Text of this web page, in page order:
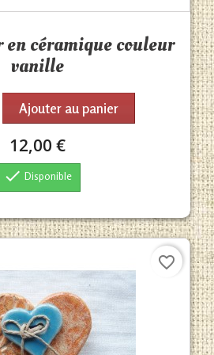
en céramique couleur
vanille
Ajouter au panier
12,00 €
 Disponible
favorite_border